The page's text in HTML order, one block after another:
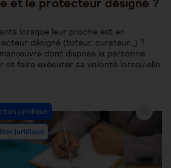
et le protecteur désigné ?
lorsque leur proche est en
désigné (tuteur, curateur…) ?
dont dispose la personne
et faire exécuter sa volonté lorsqu’elle
juridique
juridique